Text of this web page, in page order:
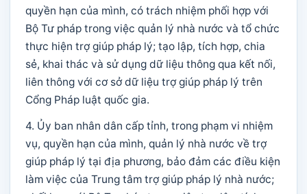
quyền hạn của mình, có trách nhiệm phối hợp với
Bộ Tư pháp trong việc quản lý nhà nước và tổ chức
thực hiện trợ giúp pháp lý; tạo lập, tích hợp, chia
sẻ, khai thác và sử dụng dữ liệu thông qua kết nối,
liên thông với cơ sở dữ liệu trợ giúp pháp lý trên
Cổng Pháp luật quốc gia.
4. Ủy ban nhân dân cấp tỉnh, trong phạm vi nhiệm
vụ, quyền hạn của mình, quản lý nhà nước về trợ
giúp pháp lý tại địa phương, bảo đảm các điều kiện
làm việc của Trung tâm trợ giúp pháp lý nhà nước;